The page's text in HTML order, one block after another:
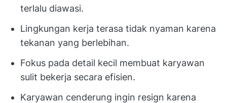
terlalu diawasi.
Lingkungan kerja terasa tidak nyaman karena
tekanan yang berlebihan.
Fokus pada detail kecil membuat karyawan
sulit bekerja secara efisien.
Karyawan cenderung ingin resign karena